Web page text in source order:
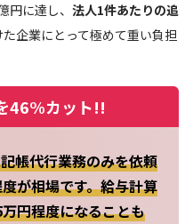
に達し、 法人1件あたりの追
企業にとって極めて重い負担
46%カット!!
帳代行業務のみを依頼
が相場です。給与計算
円程度になることも